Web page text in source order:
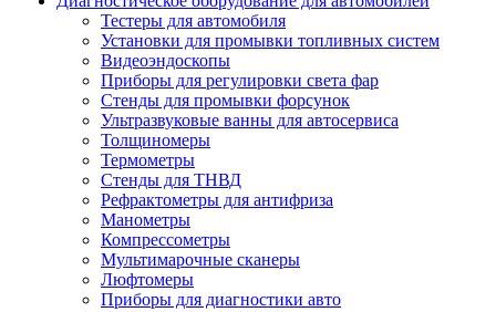
Тестеры для автомобиля
Установки для промывки топливных систем
Видеоэндоскопы
Приборы для регулировки света фар
Стенды для промывки форсунок
Ультразвуковые ванны для автосервиса
Толщиномеры
Термометры
Стенды для ТНВД
Рефрактометры для антифриза
Манометры
Компрессометры
Мультимарочные сканеры
Люфтомеры
Приборы для диагностики авто